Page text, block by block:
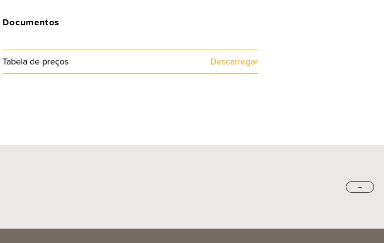
Documentos
Tabela de preços Descarregar
→